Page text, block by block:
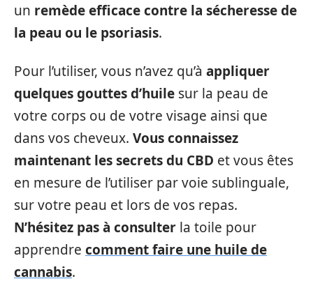
un remède efficace contre la sécheresse de
la peau ou le psoriasis.
Pour l’utiliser, vous n’avez qu’à appliquer
quelques gouttes d’huile sur la peau de
votre corps ou de votre visage ainsi que
dans vos cheveux. Vous connaissez
maintenant les secrets du CBD et vous êtes
en mesure de l’utiliser par voie sublinguale,
sur votre peau et lors de vos repas.
N’hésitez pas à consulter la toile pour
apprendre comment faire une huile de
cannabis.